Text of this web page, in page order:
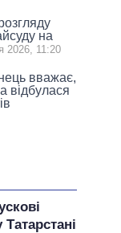
на
2026, 11:20
вважає,
відбулася